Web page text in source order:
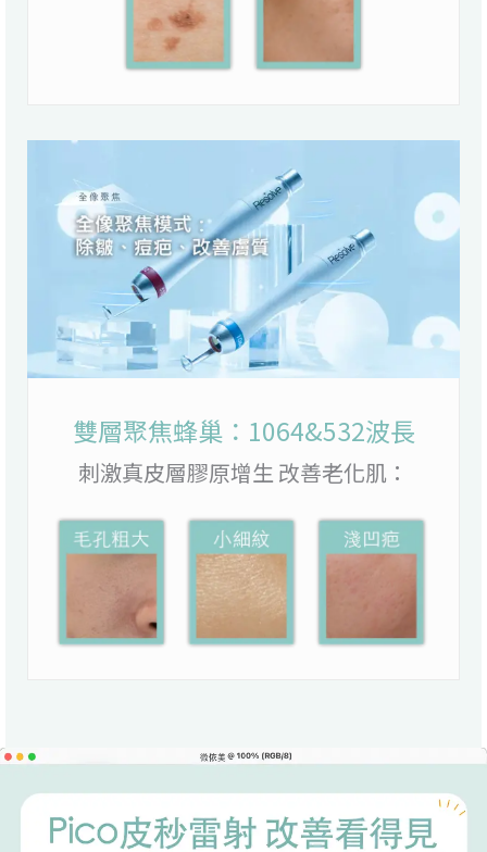
雙層聚焦蜂巢：1064&532波長
刺激真皮層膠原增生 改善老化肌：